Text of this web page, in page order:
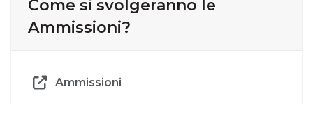
Come si svolgeranno le
Ammissioni?
Ammissioni